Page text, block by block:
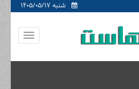
شنبه ۱۴۰۵/۰۵/۱۷